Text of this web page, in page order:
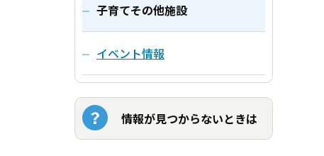
子育てその他施設
イベント情報
情報が見つからないときは